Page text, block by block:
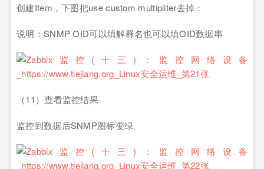
创建Item，下图把use custom multipliter去掉：
说明：SNMP OID可以填解释名也可以填OID数据串
（11）查看监控结果
监控到数据后SNMP图标变绿